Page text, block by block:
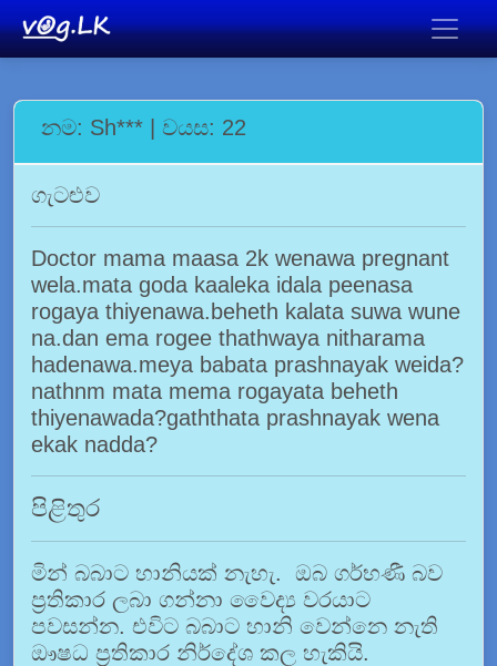
නම: Sh*** | වයස: 22
ගැටළුව
Doctor mama maasa 2k wenawa pregnant
wela.mata goda kaaleka idala peenasa
rogaya thiyenawa.beheth kalata suwa wune
na.dan ema rogee thathwaya nitharama
hadenawa.meya babata prashnayak weida?
nathnm mata mema rogayata beheth
thiyenawada?gaththata prashnayak wena
ekak nadda?
පිළිතුර
මින් බබාට හානියක් නැහැ. ඔබ ගර්භණී බව
ප්‍රතිකාර ලබා ගන්නා වෛද්‍ය වරයාට
පවසන්න. එවිට බබාට හානි වෙන්නෙ නැති
ඖෂධ ප්‍රතිකාර නිර්දේශ කල හැකියි.